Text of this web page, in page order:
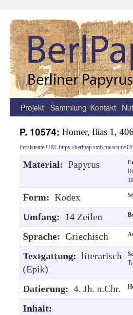
Zum
springen
Projekt Sammlung Kontakt
P. 10574: Homer, Ilias 1,
Persistente URL https://berlpap.smb.museum/
Material: Papyrus
Form: Kodex
Umfang: 14 Zeilen
Sprache: Griechisch
Textgattung: literarisch
(Epik)
Datierung: 4. Jh. n.Chr.
Inhalt: